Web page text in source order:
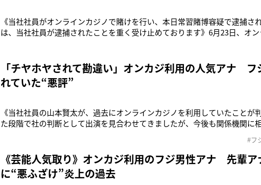
《当社社員がオンラインカジノで賭けを行い、本日常習賭博容疑で逮捕さ
は、当社社員が逮捕されたことを重く受け止めております》6月23日、オ
記のようにコメントを発表した。「鈴木プロデューサーはバラエティ制作
か』の総合演出も担当していまし
「チヤホヤされて勘違い」オンカジ利用の人気アナ
れていた“悪評”
《当社社員の山本賢太が、過去にオンラインカジノを利用していたことが
た段階で社の判断として出演を見合わせてきましたが、今後も関係機関に
ページで、同社の山本賢太アナウンサー（27）が、過去にオンラインカジ
た。山本アナは5月下旬から番組へ
#フ
《芸能人気取り》オンカジ利用のフジ男性アナ 先輩
に“悪ふざけ”炎上の過去